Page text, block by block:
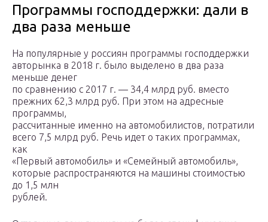
Программы господдержки: дали в
два раза меньше
На популярные у россиян программы господдержки
авторынка в 2018 г. было выделено в два раза
меньше денег
по сравнению с 2017 г. — 34,4 млрд руб. вместо
прежних 62,3 млрд руб. При этом на адресные
программы,
рассчитанные именно на автомобилистов, потратили
всего 7,5 млрд руб. Речь идет о таких программах,
как
«Первый автомобиль» и «Семейный автомобиль»,
которые распространяются на машины стоимостью
до 1,5 млн
рублей.